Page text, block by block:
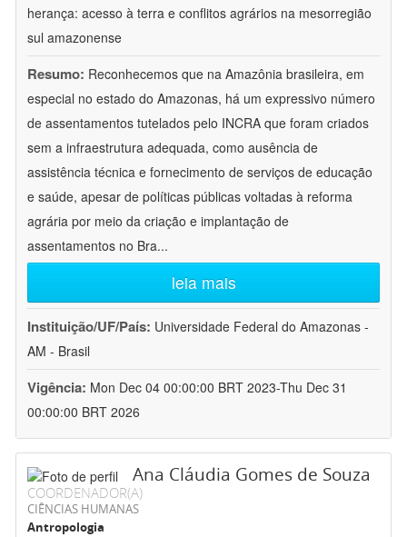
herança: acesso à terra e conflitos agrários na mesorregião
sul amazonense
Resumo: Reconhecemos que na Amazônia brasileira, em
especial no estado do Amazonas, há um expressivo número
de assentamentos tutelados pelo INCRA que foram criados
sem a infraestrutura adequada, como ausência de
assistência técnica e fornecimento de serviços de educação
e saúde, apesar de políticas públicas voltadas à reforma
agrária por meio da criação e implantação de
assentamentos no Bra...
leia mais
Instituição/UF/País: Universidade Federal do Amazonas -
AM - Brasil
Vigência: Mon Dec 04 00:00:00 BRT 2023-Thu Dec 31
00:00:00 BRT 2026
Ana Cláudia Gomes de Souza
COORDENADOR(A)
CIÊNCIAS HUMANAS
Antropologia